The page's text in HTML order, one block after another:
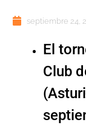
septiembre 24,
El
Club